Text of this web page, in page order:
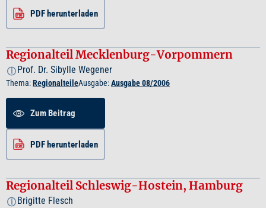
PDF herunterladen
Regionalteil Mecklenburg-Vorpommern
i Prof. Dr. Sibylle Wegener
Thema:RegionalteileAusgabe:Ausgabe 08/2006
Zum Beitrag
PDF herunterladen
Regionalteil Schleswig-Hostein, Hamburg
i Brigitte Flesch